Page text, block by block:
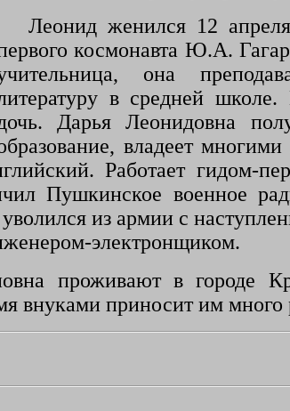
Леонид женился 12
космонавта Ю.А.
она
в средней
Дарья Леонидовна
владеет
Работает гидом-
Пушкинское военное
из армии с
электронщиком.
проживают в городе
внуками приносит им много